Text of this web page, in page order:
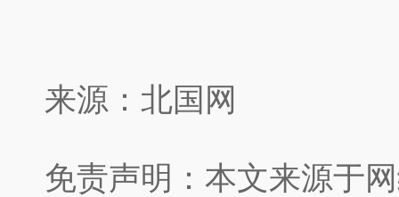
来源：北国网
免责声明：本文来源于